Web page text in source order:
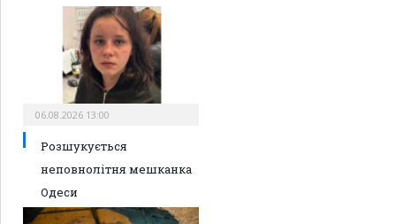
06.08.2026 13:00
Розшукується
неповнолітня мешканка
Одеси